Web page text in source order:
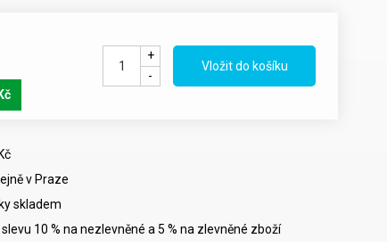
+
-
v Praze
skladem
10 % na nezlevněné a 5 % na zlevněné zboží